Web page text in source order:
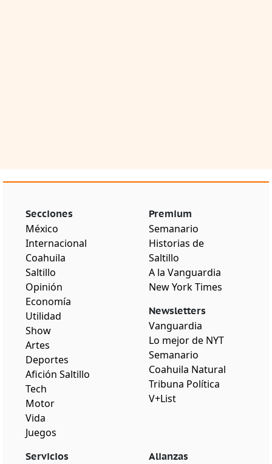
Secciones
México
Internacional
Coahuila
Saltillo
Opinión
Economía
Utilidad
Show
Artes
Deportes
Afición Saltillo
Tech
Motor
Vida
Juegos
Premium
Semanario
Historias de
Saltillo
A la Vanguardia
New York Times
Newsletters
Vanguardia
Lo mejor de NYT
Semanario
Coahuila Natural
Tribuna Política
V+List
Servicios Alianzas